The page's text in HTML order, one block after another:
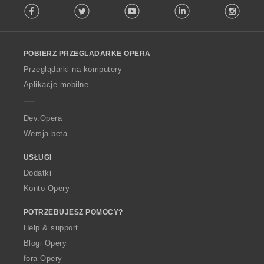
o
w
O
p
a
Facebook Twitter Youtube LinkedIn
POBIERZ PRZEGLĄDARKĘ OPERA
Przeglądarki na komputery
Aplikacje mobilne
Dev.Opera
Wersja beta
USŁUGI
Dodatki
Konto Opery
POTRZEBUJESZ POMOCY?
Help & support
Blogi Opery
fora Opery